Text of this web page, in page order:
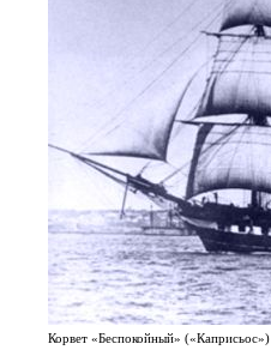
Корвет «Беспокойный» («Каприсьос»)